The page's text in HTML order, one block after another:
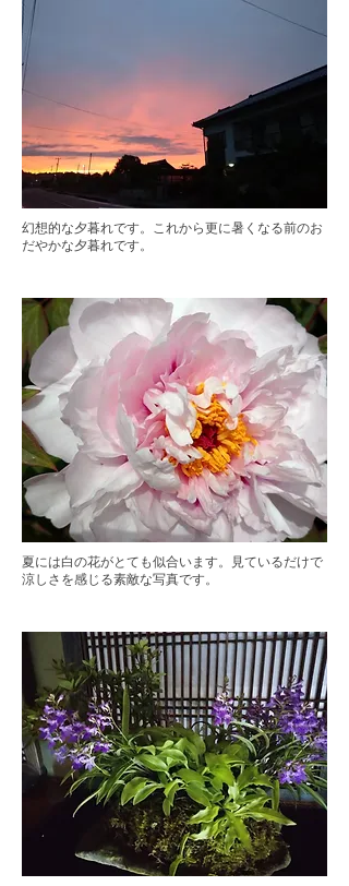
幻想的な夕暮れです。これから更に暑くなる前のお
だやかな夕暮れです。
夏には白の花がとても似合います。見ているだけで
涼しさを感じる素敵な写真です。